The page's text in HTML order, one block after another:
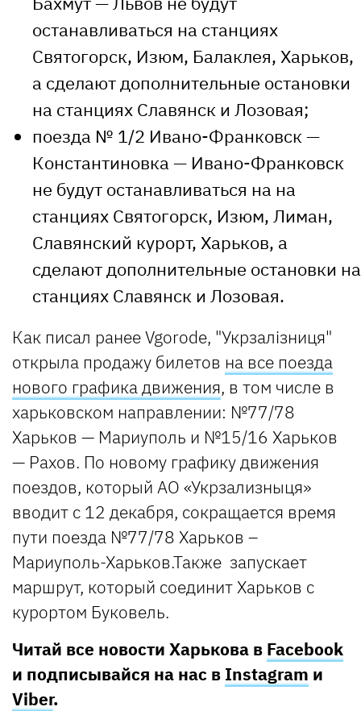
останавливаться на станциях
Святогорск, Изюм, Балаклея, Харьков,
а сделают дополнительные остановки
на станциях Славянск и Лозовая;
поезда № 1/2 Ивано-Франковск —
Константиновка — Ивано-Франковск
не будут останавливаться на на
станциях Святогорск, Изюм, Лиман,
Славянский курорт, Харьков, а
сделают дополнительные остановки на
станциях Славянск и Лозовая.
Как писал ранее Vgorode, "Укрзалізниця"
открыла продажу билетов на все поезда
нового графика движения, в том числе в
харьковском направлении: №77/78
Харьков — Мариуполь и №15/16 Харьков
— Рахов. По новому графику движения
поездов, который АО «Укрзализныця»
вводит с 12 декабря, сокращается время
пути поезда №77/78 Харьков –
Мариуполь-Харьков.Также запускает
маршрут, который соединит Харьков с
курортом Буковель.
Читай все новости Харькова в Facebook
и подписывайся на нас в Instagram и
Viber.